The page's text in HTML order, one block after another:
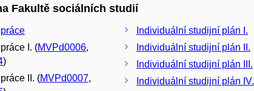
Fakultě sociálních studií
I. (MVPd0006,
)
II. (MVPd0007,
Individuální studijní plán I.
Individuální studijní plán II.
Individuální studijní plán III.
Individuální studijní plán IV.